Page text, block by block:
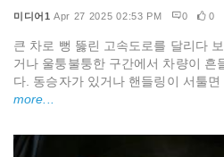
미디어1 Apr 27 2025 02:53 PM 0 0
큰 차로 뻥 뚫린 고속도로를 달리다
거나 울퉁불퉁한 구간에서 차량이 흔
다. 동승자가 있거나 핸들링이 서툴
more...